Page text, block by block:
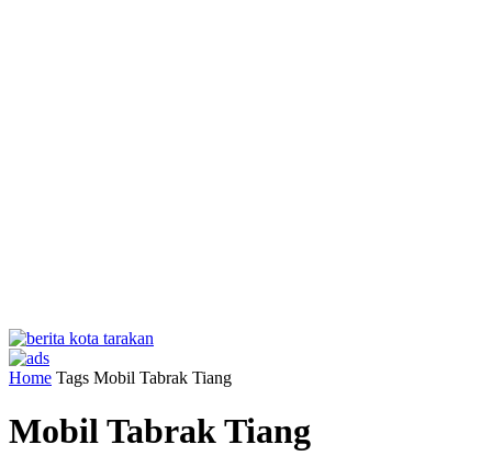
Home Tags Mobil Tabrak Tiang
Mobil Tabrak Tiang